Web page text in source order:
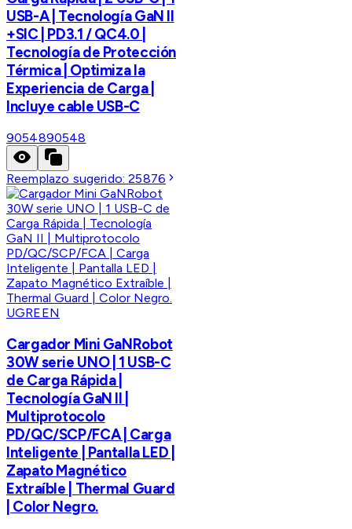
USB-A | Tecnología GaN II
+SIC | PD3.1 / QC4.0 |
Tecnología de Protección
Térmica | Optimiza la
Experiencia de Carga |
Incluye cable USB-C
9054890548
Reemplazo sugerido:25876
UGREEN
Cargador Mini GaNRobot
30W serie UNO | 1 USB-C
de Carga Rápida |
Tecnología GaN II |
Multiprotocolo
PD/QC/SCP/FCA | Carga
Inteligente | Pantalla LED |
Zapato Magnético
Extraíble | Thermal Guard
| Color Negro.